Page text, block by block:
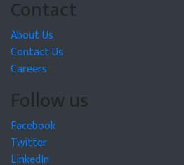
Contact
About Us
Contact Us
Careers
Follow us
Facebook
Twitter
LinkedIn